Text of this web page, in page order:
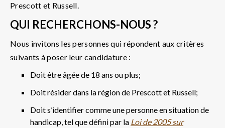
Prescott et Russell.
QUI RECHERCHONS-NOUS ?
Nous invitons les personnes qui répondent aux critères
suivants à poser leur candidature :
Doit être âgée de 18 ans ou plus;
Doit résider dans la région de Prescott et Russell;
Doit s’identifier comme une personne en situation de
handicap, tel que défini par la Loi de 2005 sur